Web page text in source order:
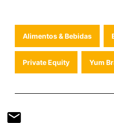
Alimentos & Bebidas
Private Equity Yum